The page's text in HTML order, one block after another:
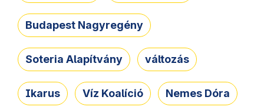
Budapest Nagyregény
Soteria Alapítvány változás
Ikarus Víz Koalíció Nemes Dóra